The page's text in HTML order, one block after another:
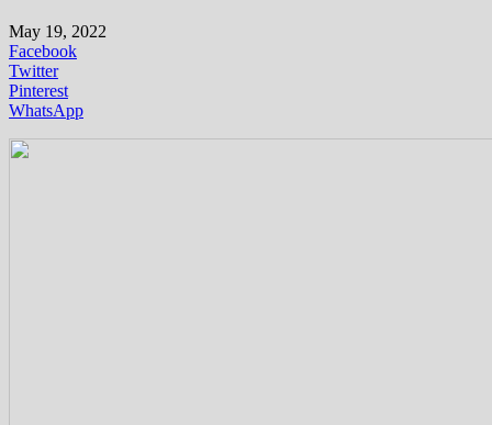
May 19, 2022
Facebook
Twitter
Pinterest
WhatsApp